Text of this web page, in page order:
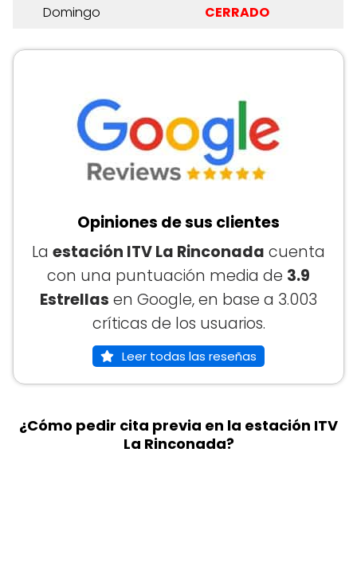
Domingo
CERRADO
Opiniones de sus clientes
La estación ITV La Rinconada cuenta
con una puntuación media de 3.9
Estrellas en Google, en base a 3.003
críticas de los usuarios.
Leer todas las reseñas
¿Cómo pedir cita previa en la estación ITV
La Rinconada?